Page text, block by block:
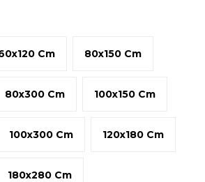
Cm 80x150 Cm
80x300 Cm 100x150 Cm
100x300 Cm 120x180 Cm
180x280 Cm